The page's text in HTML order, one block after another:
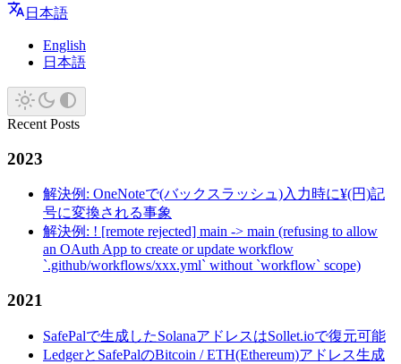
日本語
English
日本語
Recent Posts
2023
解決例: OneNoteで(バックスラッシュ)入力時に¥(円)記
号に変換される事象
解決例: ! [remote rejected] main -> main (refusing to allow
an OAuth App to create or update workflow
`.github/workflows/xxx.yml` without `workflow` scope)
2021
SafePalで生成したSolanaアドレスはSollet.ioで復元可能
LedgerとSafePalのBitcoin / ETH(Ethereum)アドレス生成